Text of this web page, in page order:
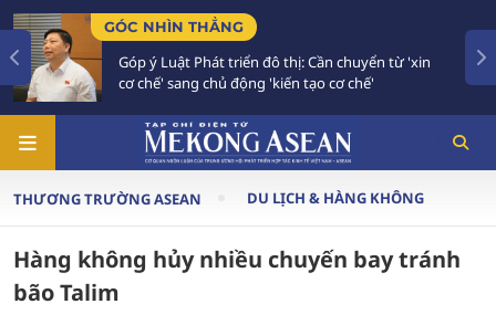
GÓC NHÌN THẲNG
Góp ý Luật Phát triển đô thị: Cần chuyển từ 'xin
cơ chế' sang chủ động 'kiến tạo cơ chế'
THƯƠNG TRƯỜNG ASEAN DU LỊCH & HÀNG KHÔNG
Hàng không hủy nhiều chuyến bay tránh
bão Talim